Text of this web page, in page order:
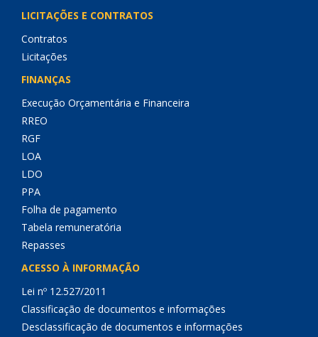
LICITAÇÕES E CONTRATOS
Contratos
Licitações
FINANÇAS
Execução Orçamentária e Financeira
RREO
RGF
LOA
LDO
PPA
Folha de pagamento
Tabela remuneratória
Repasses
ACESSO À INFORMAÇÃO
Lei nº 12.527/2011
Classificação de documentos e informações
Desclassificação de documentos e informações